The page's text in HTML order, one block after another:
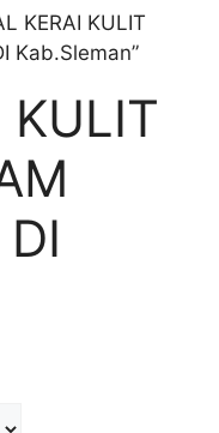
KERAI KULIT
Kab.Sleman”
KULIT